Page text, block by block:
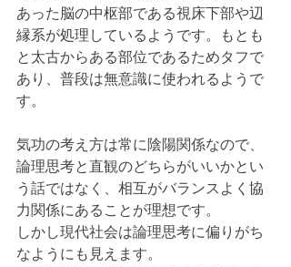
あった脳の中枢部である視床下部や辺
縁系が処理しているようです。もとも
と太古からある部位であるためタフで
あり、普段は無意識に使われるようで
す。
気功の考え方は常に陰陽関係なので、
論理思考と直観のどちらがいいかとい
う話ではなく、相互がバランスよく協
力関係にあることが理想です。
しかし現代社会は論理思考に偏りがち
なようにも見えます。